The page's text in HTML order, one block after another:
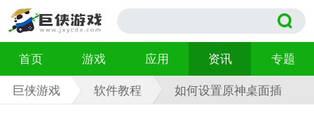
首页 游戏 应用 资讯
专题
巨侠游戏
软件教程
如何设置原神桌面插